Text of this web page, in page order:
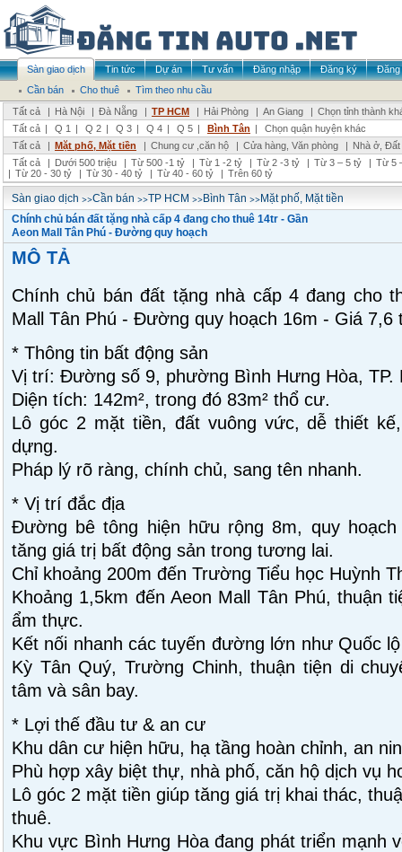
Sàn giao dịch Tin tức Dự án Tư vấn Đăng nhập Đăng ký
Đăng
Cần bán
Cho thuê
Tìm theo nhu cầu
Tất cả
| Hà Nội | Đà Nẵng | TP HCM | Hải Phòng | An Giang | Chọn tỉnh thành
Tất cả | Q 1 | Q 2 | Q 3 | Q 4 | Q 5 | Bình Tân |
Chọn quận huyện khác
Tất cả
| Mặt phố, Mặt tiền | Chung cư ,căn hộ | Cửa hàng, Văn phòng | Nhà ở,
Tất cả
| Dưới 500 triệu | Từ 500 -1 tỷ | Từ 1 -2 tỷ | Từ 2 -3 tỷ | Từ 3 – 5 tỷ | Từ 5
| Từ 20 - 30 tỷ | Từ 30 - 40 tỷ | Từ 40 - 60 tỷ | Trên 60 tỷ
Sàn giao dịch >>Cần bán >>TP HCM >>Bình Tân >>Mặt phố, Mặt tiền
Chính chủ bán đất tặng nhà cấp 4 đang cho thuê 14tr - Gần
Aeon Mall Tân Phú - Đường quy hoạch
MÔ TẢ
Chính chủ bán đất tặng nhà cấp 4 đang cho
Mall Tân Phú - Đường quy hoạch 16m - Giá 7,6
* Thông tin bất động sản
Vị trí: Đường số 9, phường Bình Hưng Hòa, TP.
Diện tích: 142m², trong đó 83m² thổ cư.
Lô góc 2 mặt tiền, đất vuông vức, dễ thiết
dựng.
Pháp lý rõ ràng, chính chủ, sang tên nhanh.
* Vị trí đắc địa
Đường bê tông hiện hữu rộng 8m, quy
tăng giá trị bất động sản trong tương lai.
Chỉ khoảng 200m đến Trường Tiểu học Huỳnh
Khoảng 1,5km đến Aeon Mall Tân Phú, thuận
ẩm thực.
Kết nối nhanh các tuyến đường lớn như Quốc
Kỳ Tân Quý, Trường Chinh, thuận tiện di
tâm và sân bay.
* Lợi thế đầu tư & an cư
Khu dân cư hiện hữu, hạ tầng hoàn chỉnh, an
Phù hợp xây biệt thự, nhà phố, căn hộ dịch vụ
Lô góc 2 mặt tiền giúp tăng giá trị khai thác,
thuê.
Khu vực Bình Hưng Hòa đang phát triển mạnh